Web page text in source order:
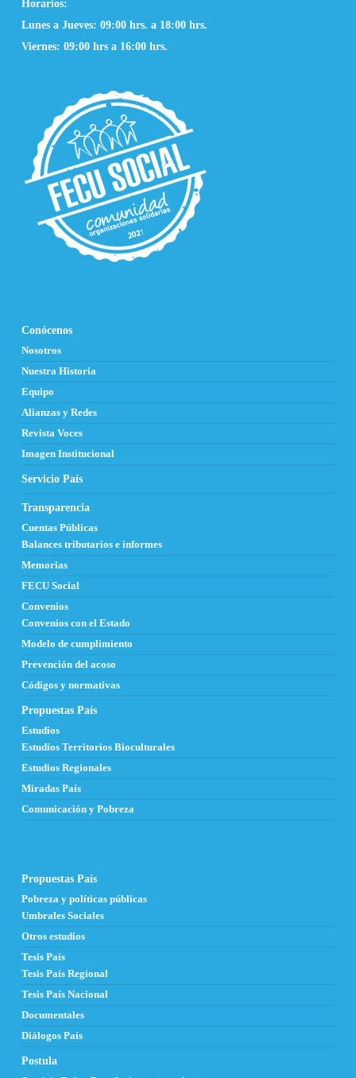
Horarios:
Lunes a Jueves: 09:00 hrs. a 18:00 hrs.
Viernes: 09:00 hrs a 16:00 hrs.
Conócenos
Nosotros
Nuestra Historia
Equipo
Alianzas y Redes
Revista Voces
Imagen Institucional
Servicio País
Transparencia
Cuentas Públicas
Balances tributarios e informes
Memorias
FECU Social
Convenios
Convenios con el Estado
Modelo de cumplimiento
Prevención del acoso
Códigos y normativas
Propuestas País
Estudios
Estudios Territorios Bioculturales
Estudios Regionales
Miradas País
Comunicación y Pobreza
Propuestas País
Pobreza y políticas públicas
Umbrales Sociales
Otros estudios
Tesis País
Tesis País Regional
Tesis País Nacional
Documentales
Diálogos País
Postula